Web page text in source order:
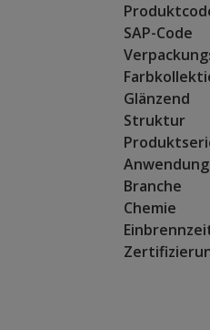
SAP-Code
Glänzend
Struktur
Branche
Chemie